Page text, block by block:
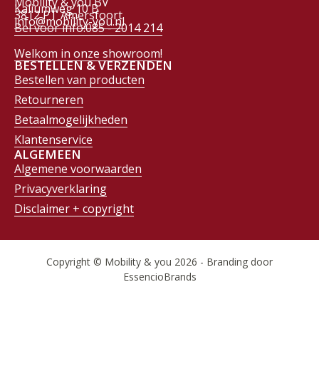
Kaliumweg 10 B
3812 PT Amersfoort
info@mobility-you.nl
Bel voor info:085 - 2014 214
Welkom in onze showroom!
BESTELLEN & VERZENDEN
Bestellen van producten
Retourneren
Betaalmogelijkheden
Klantenservice
ALGEMEEN
Algemene voorwaarden
Privacyverklaring
Disclaimer + copyright
Copyright © Mobility & you 2026 - Branding door
EssencioBrands